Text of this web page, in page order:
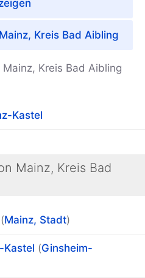
Kreis Bad Aibling
Kreis Bad Aibling
Kastel
Mainz, Kreis Bad
(Mainz, Stadt)
Kastel (Ginsheim-